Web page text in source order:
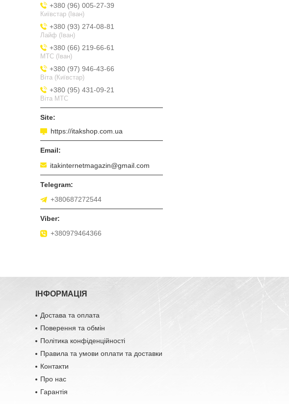
+380 (96) 005-27-39
Київстар (Іван)
+380 (93) 274-08-81
Лайф (Іван)
+380 (66) 219-66-61
МТС (Іван)
+380 (97) 946-43-66
Віта (Київстар)
+380 (95) 431-09-21
Віта МТС
https://itakshop.com.ua
itakinternetmagazin@gmail.com
+380687272544
+380979464366
ІНФОРМАЦІЯ
Достава та оплата
Поверення та обмін
Політика конфіденційності
Правила та умови оплати та доставки
Контакти
Про нас
Гарантія